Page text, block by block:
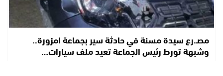
مصـ.رع سيدة مسنة في حادثة سير بجماعة امزورة..
وشبهة تورط رئيس الجماعة تعيد ملف سيارات…